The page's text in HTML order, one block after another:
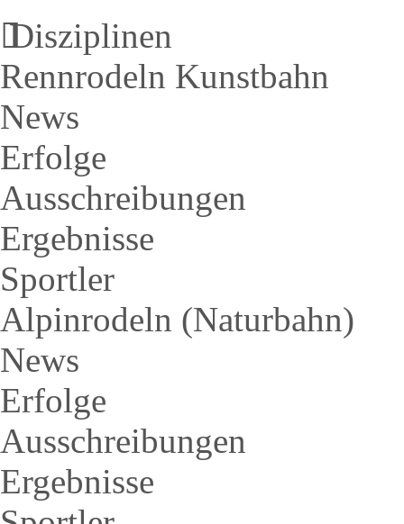
Disziplinen
Rennrodeln Kunstbahn
News
Erfolge
Ausschreibungen
Ergebnisse
Sportler
Alpinrodeln (Naturbahn)
News
Erfolge
Ausschreibungen
Ergebnisse